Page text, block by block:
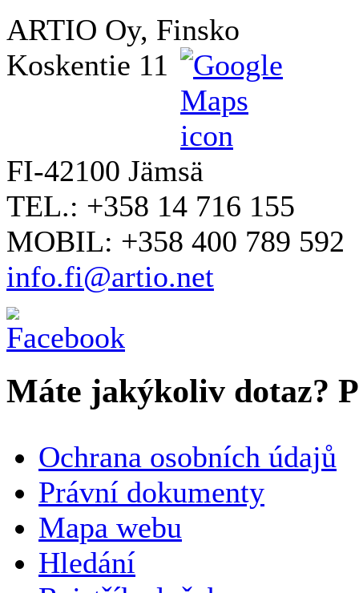
ARTIO Oy, Finsko
Koskentie 11
FI-42100 Jämsä
TEL.: +358 14 716 155
MOBIL: +358 400 789 592
info.fi@artio.net
Máte jakýkoliv dotaz?
SPOLEČNOST / ORGANIZACE
E-MAILOVÁ ADRESA
TELEFON
Ochrana osobních údajů
Právní dokumenty
Mapa webu
Hledání